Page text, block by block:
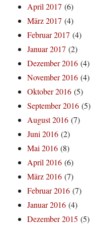
April 2017 (6)
März 2017 (4)
Februar 2017 (4)
Januar 2017 (2)
Dezember 2016 (4)
November 2016 (4)
Oktober 2016 (5)
September 2016 (5)
August 2016 (7)
Juni 2016 (2)
Mai 2016 (8)
April 2016 (6)
März 2016 (7)
Februar 2016 (7)
Januar 2016 (4)
Dezember 2015 (5)